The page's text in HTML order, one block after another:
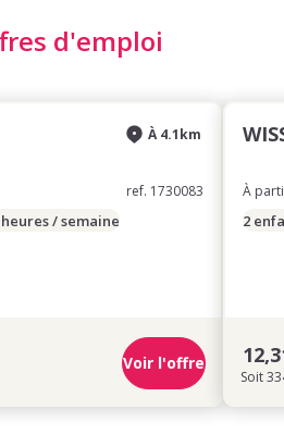
d'emploi
À 4.1km
ref. 1730083
heures / semaine
Voir l'offre
À
2
Soit